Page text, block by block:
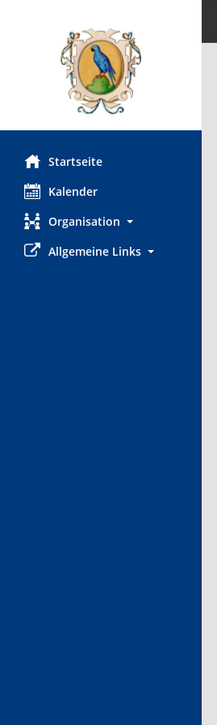
Startseite
Kalender
Organisation
Allgemeine Links